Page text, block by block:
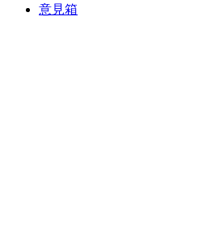
意見箱